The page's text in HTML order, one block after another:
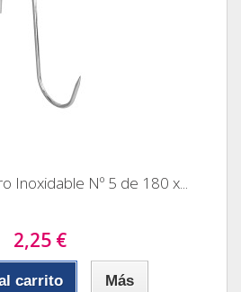
Inoxidable Nº 5 de 180 x...
2,25 €
carrito Más